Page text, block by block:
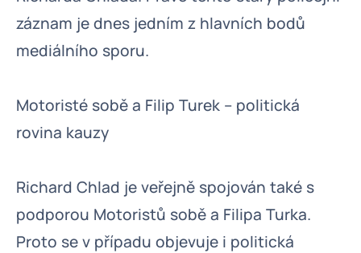
záznam je dnes jedním z hlavních bodů
mediálního sporu.
Motoristé sobě a Filip Turek – politická
rovina kauzy
Richard Chlad je veřejně spojován také s
podporou Motoristů sobě a Filipa Turka.
Proto se v případu objevuje i politická